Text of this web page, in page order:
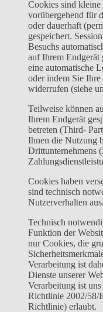
Cookies sind kleine
vorübergehend für
oder dauerhaft
gespeichert.
Besuchs
auf Ihrem Endgerät
eine automatische
oder indem Sie
widerrufen (siehe
Teilweise können
Ihrem Endgerät
betreten (Third-
Ihnen die Nutzung
Drittunternehmens
Cookies haben
sind technisch
Nutzerverhalten
Technisch
Funktion der
nur Cookies, die
Verarbeitung ist
Dienste unserer
Verarbeitung ist
Richtlinie 2002/58/
Richtlinie) erlaubt.